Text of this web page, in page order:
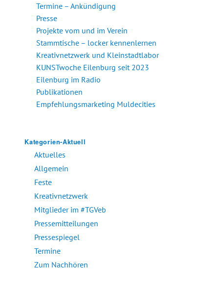
Termine – Ankündigung
Presse
Projekte vom und im Verein
Stammtische – locker kennenlernen
Kreativnetzwerk und Kleinstadtlabor
KUNSTwoche Eilenburg seit 2023
Eilenburg im Radio
Publikationen
Empfehlungsmarketing Muldecities
Kategorien-Aktuell
Aktuelles
Allgemein
Feste
Kreativnetzwerk
Mitglieder im #TGVeb
Pressemitteilungen
Pressespiegel
Termine
Zum Nachhören